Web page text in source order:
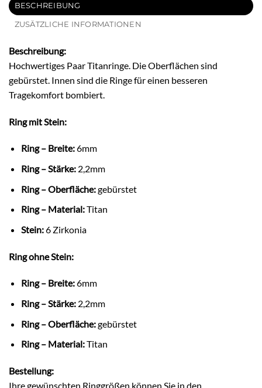
BESCHREIBUNG
ZUSÄTZLICHE INFORMATIONEN
Beschreibung:
Hochwertiges Paar Titanringe. Die Oberflächen sind
gebürstet. Innen sind die Ringe für einen besseren
Tragekomfort bombiert.
Ring mit Stein:
Ring – Breite:6mm
Ring – Stärke:2,2mm
Ring – Oberfläche:gebürstet
Ring – Material:Titan
Stein:6 Zirkonia
Ring ohne Stein:
Ring – Breite:6mm
Ring – Stärke:2,2mm
Ring – Oberfläche:gebürstet
Ring – Material:Titan
Bestellung:
Ihre gewünschten Ringgrößen können Sie in den